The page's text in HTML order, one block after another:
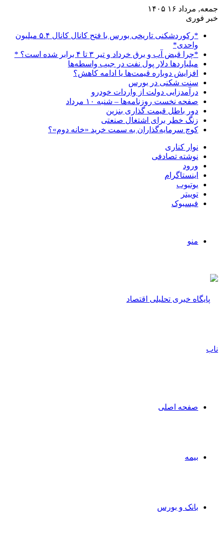
جمعه, مرداد ۱۶ ۱۴۰۵
خبر فوری
*رکوردشکنی تاریخی بورس با فتح کانال کانال ۵.۴ میلیون
واحدی*
*چرا قبض آب و برق خرداد و تیر ۳ تا ۴ برابر شده است؟ *
میلیاردها دلار پول نفت در جیب واسطه‌ها
افزایش دوباره قیمت‌ها یا ادامه کاهش؟
سنت شکنی در بورس
درآمدزایی دولت از واردات خودرو
صفحه نخست روزنامه‌ها – شنبه ۱۰ مرداد
دور باطل قیمت گذاری بنزین
زنگ خطر برای اشتغال صنعتی
کوچ سرمایه‌گذاران به سمت خرید «خانه دوم»؟
نوار کناری
نوشته تصادفی
ورود
اینستاگرام
یوتیوب
توییتر
فیسبوک
منو
صفحه اصلی
بیمه
بانک و بورس